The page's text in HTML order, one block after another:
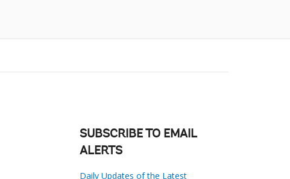
SUBSCRIBE TO EMAIL
ALERTS
Daily Updates of the Latest